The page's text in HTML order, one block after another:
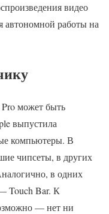
видео
автономной работы на
может быть
выпустила
компьютеры. В
чипсеты, в других
в одних
Touch Bar. К
— нет ни